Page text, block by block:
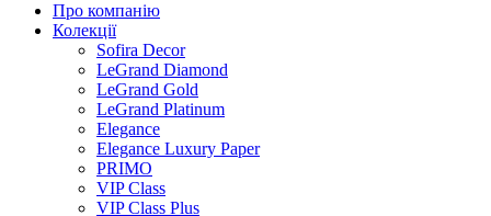
Про компанію
Колекції
Sofira Decor
LeGrand Diamond
LeGrand Gold
LeGrand Platinum
Elegance
Elegance Luxury Paper
PRIMO
VIP Class
VIP Class Plus